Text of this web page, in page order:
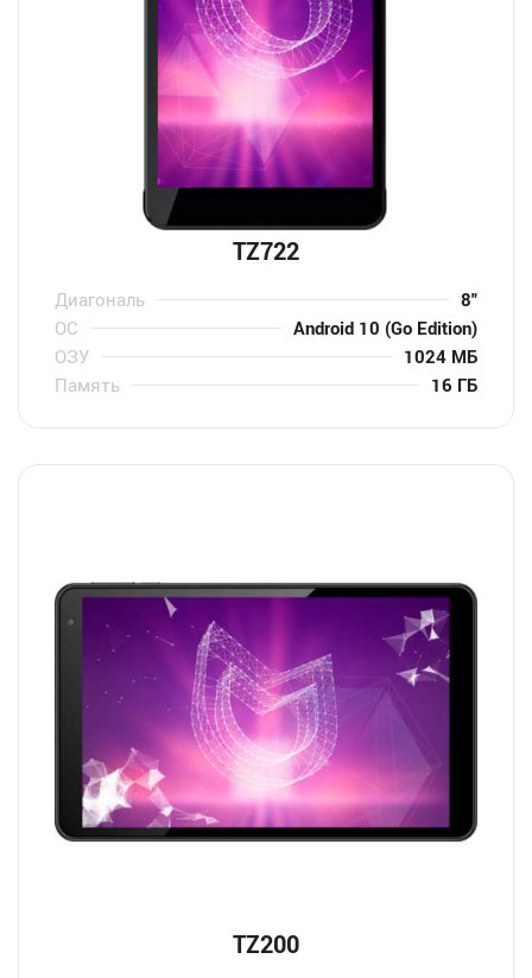
TZ722
Диагональ
8″
ОС
Android 10 (Go Edition)
ОЗУ
1024 МБ
Память
16 ГБ
TZ200